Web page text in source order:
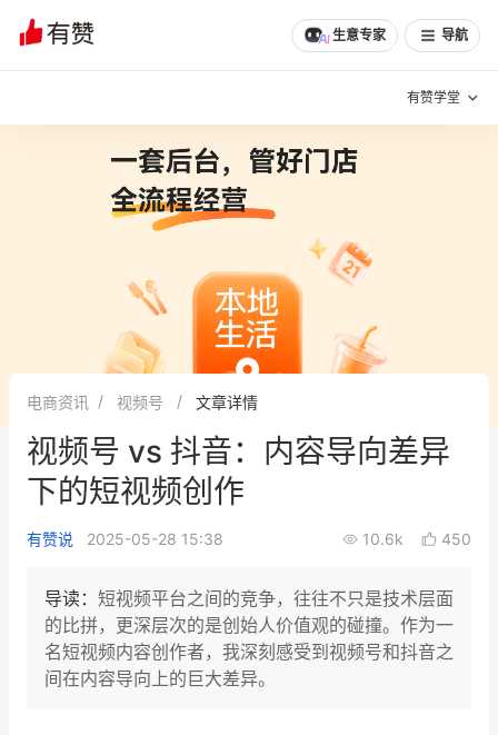
生意专家 导航
有赞学堂
增长方法
有赞专家说
新零售最佳实践
面对面聊增长
新零售大会
增长产品指南
智库 产品场景库
电商资讯 视频号 文章详情
视频号 vs 抖音：内容导向差异
下的短视频创作
有赞说 2025-05-28 15:38 10.6k 450
导读： 短视频平台之间的竞争，往往不只是技术层面
的比拼，更深层次的是创始人价值观的碰撞。作为一
名短视频内容创作者，我深刻感受到视频号和抖音之
间在内容导向上的巨大差异。